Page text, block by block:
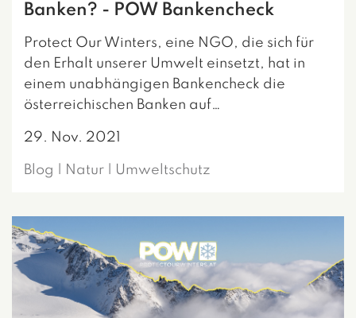
Banken? - POW Bankencheck
Protect Our Winters, eine NGO, die sich für
den Erhalt unserer Umwelt einsetzt, hat in
einem unabhängigen Bankencheck die
österreichischen Banken auf…
29. Nov. 2021
Blog | Natur | Umweltschutz